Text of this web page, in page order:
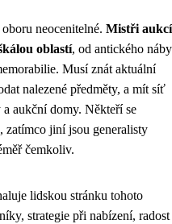
neocenitelné. Mistři aukcí
oblastí, od antického
Musí znát aktuální
nalezené předměty, a mít síť
aukční domy. Někteří se
zatímco jiní jsou generalisty
čemkoliv.
lidskou stránku tohoto
strategie při nabízení, radost